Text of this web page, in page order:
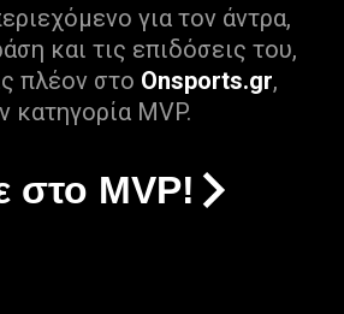
για τον άντρα,
και τις επιδόσεις του,
πλέον στο Onsports.gr,
κατηγορία MVP.
στο MVP!